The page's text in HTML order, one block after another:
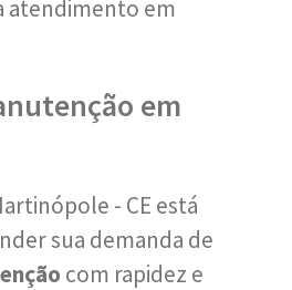
atendimento em
em
- CE está
sua demanda de
com rapidez e